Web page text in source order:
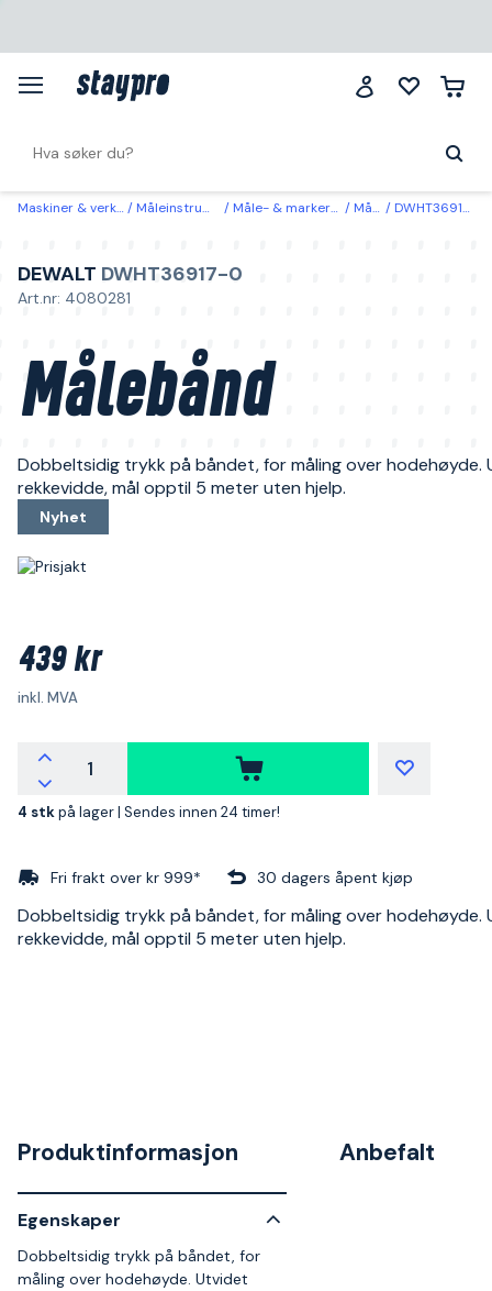
Maskiner & verktøy Måleinstrumenter Måle- & markeringsverktøy Målebånd DWHT36917-0 Dewalt Målebånd
DEWALT DWHT36917-0
Art.nr: 4080281
Målebånd
Dobbeltsidig trykk på båndet, for måling over hodehøyde.
rekkevidde, mål opptil 5 meter uten hjelp.
Nyhet
439 kr
inkl. MVA
4 stkpå lager | Sendes innen 24 timer!
Fri frakt over kr 999* 30 dagers åpent kjøp
Dobbeltsidig trykk på båndet, for måling over hodehøyde.
rekkevidde, mål opptil 5 meter uten hjelp.
Produktinformasjon
Egenskaper
Dobbeltsidig trykk på båndet, for
måling over hodehøyde. Utvidet
Anbefalt